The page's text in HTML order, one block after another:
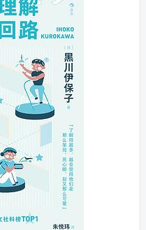
找回密码|免密登录
录